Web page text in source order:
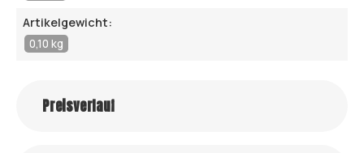
Artikelgewicht:
0,10 kg
Preisverlauf